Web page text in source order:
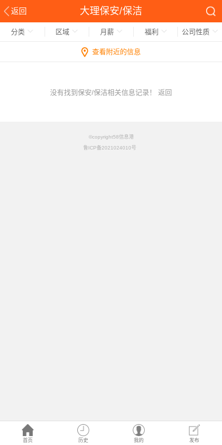
返回 大理保安/保洁
首页 历史 我的 发布
分类 区域 月薪 福利 公司性质
查看附近的信息
没有找到保安/保洁相关信息记录！ 返回
©copyright58信息港
鲁ICP备2021024010号